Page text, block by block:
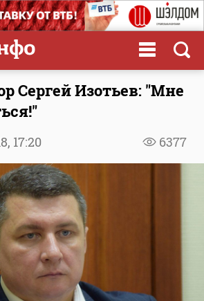
Сергей Изотьев: "Мне
6377
17:20